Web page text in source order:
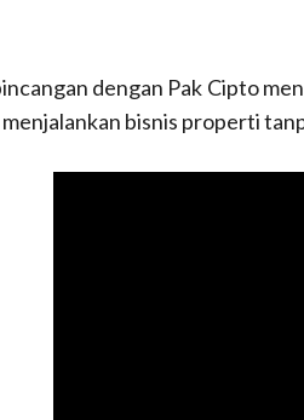
dengan Pak Cipto
bisnis properti